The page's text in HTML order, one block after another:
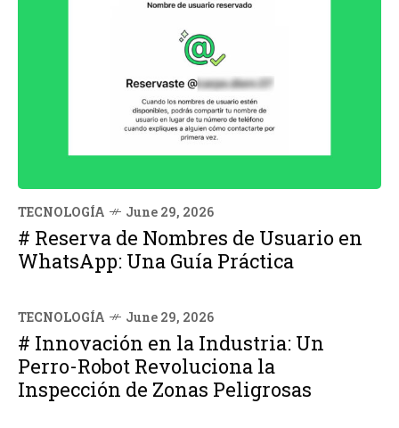
TECNOLOGÍA June 29, 2026
# Reserva de Nombres de Usuario en
WhatsApp: Una Guía Práctica
TECNOLOGÍA June 29, 2026
# Innovación en la Industria: Un
Perro-Robot Revoluciona la
Inspección de Zonas Peligrosas